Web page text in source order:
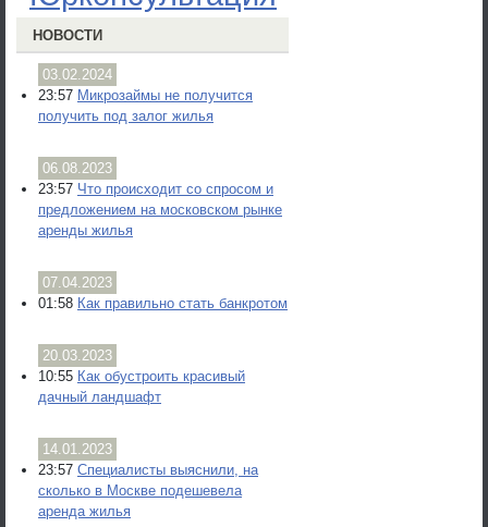
НОВОСТИ
03.02.2024
23:57 Микрозаймы не получится
получить под залог жилья
06.08.2023
23:57 Что происходит со спросом и
предложением на московском рынке
аренды жилья
07.04.2023
01:58 Как правильно стать банкротом
20.03.2023
10:55 Как обустроить красивый
дачный ландшафт
14.01.2023
23:57 Специалисты выяснили, на
сколько в Москве подешевела
аренда жилья